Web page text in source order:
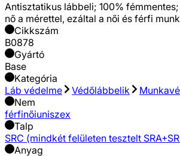
Antisztatikus lábbeli; 100%
nő a mérettel, ezáltal a női és férfi
Cikkszám
B0878
Gyártó
Base
Kategória
Láb védelme
Védőlábbelik
Nem
férfinőiuniszex
Talp
SRC (mindkét felületen tesztelt
Anyag